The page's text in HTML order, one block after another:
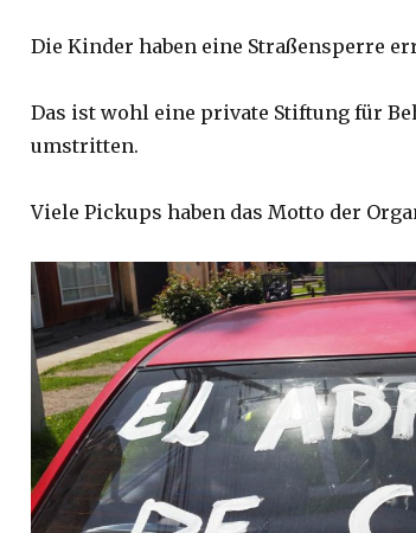
Die Kinder haben eine Straßensperre
Das ist wohl eine private Stiftung für
umstritten.
Viele Pickups haben das Motto der